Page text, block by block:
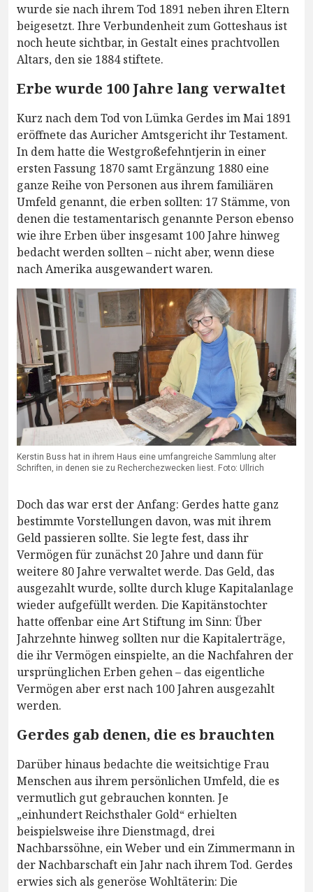
wurde sie nach ihrem Tod 1891 neben ihren Eltern
beigesetzt. Ihre Verbundenheit zum Gotteshaus ist
noch heute sichtbar, in Gestalt eines prachtvollen
Altars, den sie 1884 stiftete.
Erbe wurde 100 Jahre lang verwaltet
Kurz nach dem Tod von Lümka Gerdes im Mai 1891
eröffnete das Auricher Amtsgericht ihr Testament.
In dem hatte die Westgroßefehntjerin in einer
ersten Fassung 1870 samt Ergänzung 1880 eine
ganze Reihe von Personen aus ihrem familiären
Umfeld genannt, die erben sollten: 17 Stämme, von
denen die testamentarisch genannte Person ebenso
wie ihre Erben über insgesamt 100 Jahre hinweg
bedacht werden sollten – nicht aber, wenn diese
nach Amerika ausgewandert waren.
Kerstin Buss hat in ihrem Haus eine umfangreiche Sammlung alter
Schriften, in denen sie zu Recherchezwecken liest. Foto: Ullrich
Doch das war erst der Anfang: Gerdes hatte ganz
bestimmte Vorstellungen davon, was mit ihrem
Geld passieren sollte. Sie legte fest, dass ihr
Vermögen für zunächst 20 Jahre und dann für
weitere 80 Jahre verwaltet werde. Das Geld, das
ausgezahlt wurde, sollte durch kluge Kapitalanlage
wieder aufgefüllt werden. Die Kapitänstochter
hatte offenbar eine Art Stiftung im Sinn: Über
Jahrzehnte hinweg sollten nur die Kapitalerträge,
die ihr Vermögen einspielte, an die Nachfahren der
ursprünglichen Erben gehen – das eigentliche
Vermögen aber erst nach 100 Jahren ausgezahlt
werden.
Gerdes gab denen, die es brauchten
Darüber hinaus bedachte die weitsichtige Frau
Menschen aus ihrem persönlichen Umfeld, die es
vermutlich gut gebrauchen konnten. Je
„einhundert Reichsthaler Gold“ erhielten
beispielsweise ihre Dienstmagd, drei
Nachbarssöhne, ein Weber und ein Zimmermann in
der Nachbarschaft ein Jahr nach ihrem Tod. Gerdes
erwies sich als generöse Wohltäterin: Die